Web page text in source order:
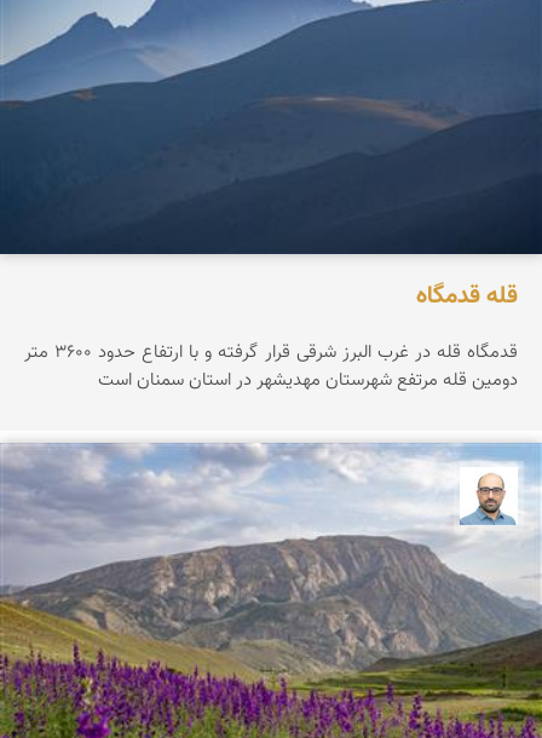
قله قدمگاه
قدمگاه قله در غرب البرز شرقی قرار گرفته و با ارتفاع حدود ۳۶0۰ متر
دومین قله مرتفع شهرستان مهدیشهر در استان سمنان است